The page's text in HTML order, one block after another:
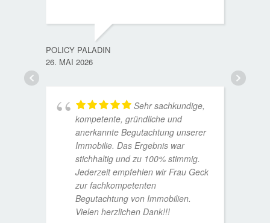
POLICY PALADIN
26. MAI 2026
Sehr sachkundige,
kompetente, gründliche und
anerkannte Begutachtung unserer
Immobilie. Das Ergebnis war
stichhaltig und zu 100% stimmig.
Jederzeit empfehlen wir Frau Geck
zur fachkompetenten
Begutachtung von Immobilien.
Vielen herzlichen Dank!!!